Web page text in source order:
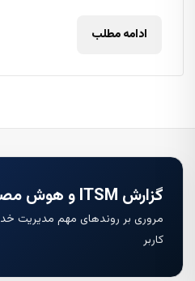
ادامه مطلب
گزارش ITSM و هوش مصنوعی
مروری بر روندهای مهم مدیریت
کاربر